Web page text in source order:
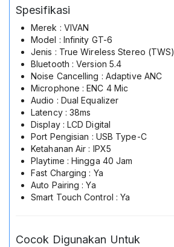
Spesifikasi
Merek : VIVAN
Model : Infinity GT-6
Jenis : True Wireless Stereo (TWS)
Bluetooth : Version 5.4
Noise Cancelling : Adaptive ANC
Microphone : ENC 4 Mic
Audio : Dual Equalizer
Latency : 38ms
Display : LCD Digital
Port Pengisian : USB Type-C
Ketahanan Air : IPX5
Playtime : Hingga 40 Jam
Fast Charging : Ya
Auto Pairing : Ya
Smart Touch Control : Ya
Cocok Digunakan Untuk